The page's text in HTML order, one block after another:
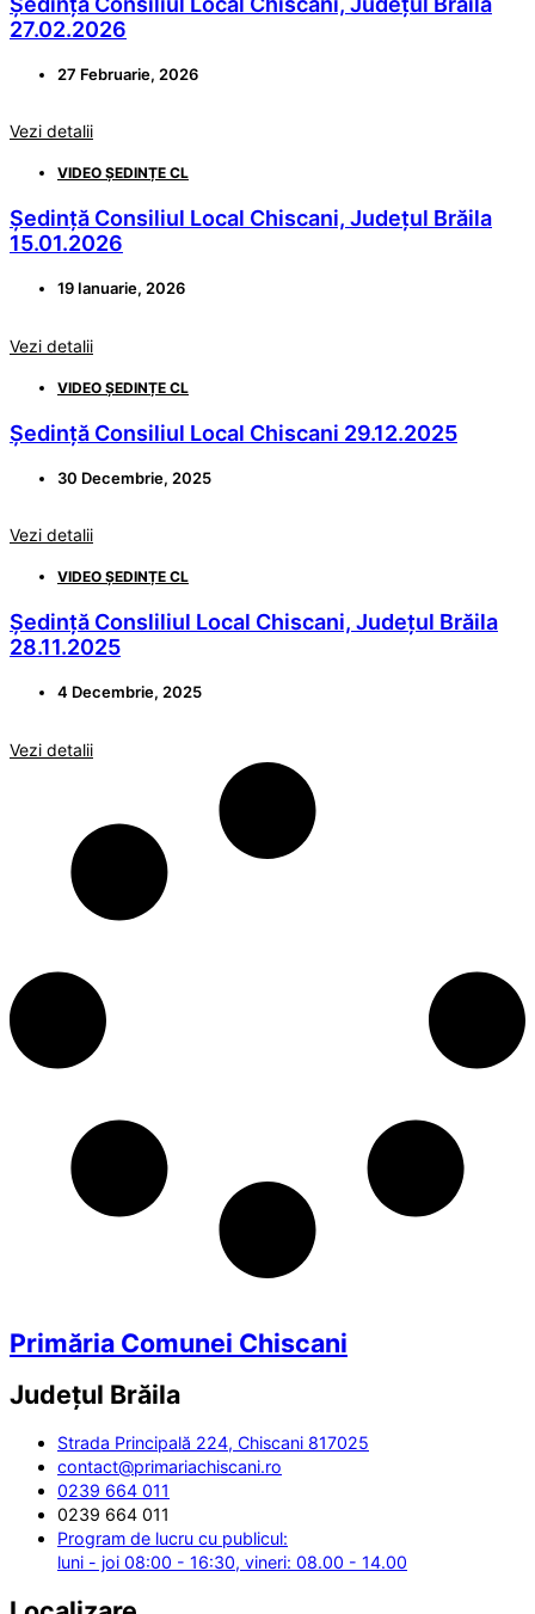
27.02.2026
27 Februarie, 2026
Vezi detalii
VIDEO ȘEDINȚE CL
Ședință Consiliul Local Chiscani, Județul Brăila
15.01.2026
19 Ianuarie, 2026
Vezi detalii
VIDEO ȘEDINȚE CL
Ședință Consiliul Local Chiscani 29.12.2025
30 Decembrie, 2025
Vezi detalii
VIDEO ȘEDINȚE CL
Ședință Consliliul Local Chiscani, Județul Brăila
28.11.2025
4 Decembrie, 2025
Vezi detalii
Primăria Comunei Chiscani
Județul Brăila
Strada Principală 224, Chiscani 817025
contact@primariachiscani.ro
0239 664 011
0239 664 011
Program de lucru cu publicul:
luni - joi 08:00 - 16:30, vineri: 08.00 - 14.00